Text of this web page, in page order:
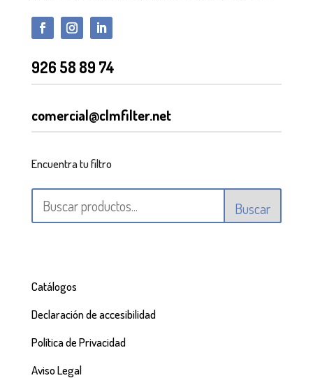
926 58 89 74
comercial@clmfilter.net
Encuentra tu filtro
Buscar
Catálogos
Declaración de accesibilidad
Política de Privacidad
Aviso Legal